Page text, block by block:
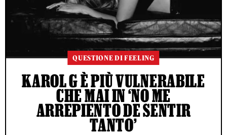
QUESTIONE DI FEELING
KAROL G È PIÙ VULNERABILE
CHE MAI IN ‘NO ME
ARREPIENTO DE SENTIR
TANTO’